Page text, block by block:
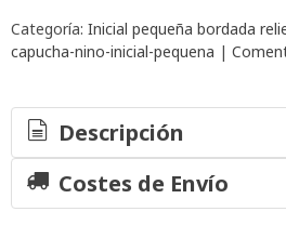
Categoría: Inicial pequeña bordada
capucha-nino-inicial-pequena |
Descripción
Costes de Envío